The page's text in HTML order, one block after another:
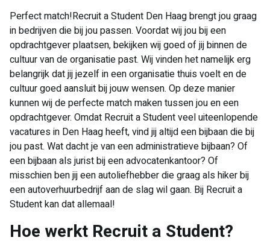
​Perfect match!Recruit a Student Den Haag brengt jou graag
in bedrijven die bij jou passen. Voordat wij jou bij een
opdrachtgever plaatsen, bekijken wij goed of jij binnen de
cultuur van de organisatie past. Wij vinden het namelijk erg
belangrijk dat jij jezelf in een organisatie thuis voelt en de
cultuur goed aansluit bij jouw wensen. Op deze manier
kunnen wij de perfecte match maken tussen jou en een
opdrachtgever. Omdat Recruit a Student veel uiteenlopende
vacatures in Den Haag heeft, vind jij altijd een bijbaan die bij
jou past. Wat dacht je van een administratieve bijbaan? Of
een bijbaan als jurist bij een advocatenkantoor? Of
misschien ben jij een autoliefhebber die graag als hiker bij
een autoverhuurbedrijf aan de slag wil gaan. Bij Recruit a
Student kan dat allemaal!
​Hoe werkt Recruit a Student?